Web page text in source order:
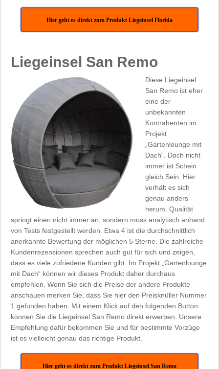
Hier geht es direkt zum Produkt Liegeinsel Florida
Liegeinsel San Remo
Diese Liegeinsel
San Remo ist eher
eine der
unbekannten
Kontrahenten im
Projekt
„Gartenlounge mit
Dach“. Doch nicht
immer ist Schein
gleich Sein. Hier
verhält es sich
genau anders
herum. Qualität
springt einen nicht immer an, sondern muss analytisch anhand
von Tests festgestellt werden. Etwa 4 ist die durchschnittlich
anerkannte Bewertung der möglichen 5 Sterne. Die zahlreiche
Kundenrezensionen sprechen auch gut für sich und zeigen,
dass es viele zufriedene Kunden gibt. Im Projekt „Gartenlounge
mit Dach“ können wir dieses Produkt daher durchaus
empfehlen. Wenn Sie sich die Preise der andere Produkte
anschauen merken Sie, dass Sie hier den Preisknüller Nummer
1 gefunden haben. Mit einem Klick auf den folgenden Button
können Sie die Liegeinsel San Remo direkt erwerben. Unsere
Empfehlung dafür bekommen Sie und für bestimmte Vorzüge
ist es vielleicht genau das richtige Produkt.
Hier geht es direkt zum Produkt Liegeinsel San Remo